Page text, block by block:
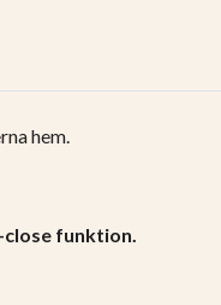
hem.
funktion.